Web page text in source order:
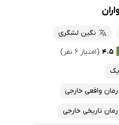
نگین لشگری
۴.۵ (امتیاز ۶ نفر)
یک
واقعی خارجی
تاریخی خارجی